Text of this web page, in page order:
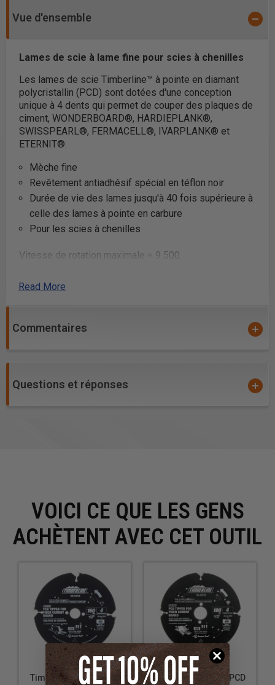
Vue d'ensemble
Lames de scie à lame fine pour scies à chenilles
Les lames de scie Timberline™ à pointe en diamant
polycristallin (PCD) sont dotées d'une conception
unique à 4 dents qui permet de couper des plaques de
ciment, WONDERBOARD®, HARDIEPLANK®,
SWISSPEARL®, FERMACELL®, IVARPLANK® et
ETERNIT®.
Mèche fine
Revêtement antiadhésif spécial en téflon noir
Durée de vie des lames jusqu'à 40 fois supérieure à
celle des lames à pointe en carbure
Pour les scies à chenilles
Vitesse de rotation maximale = 9 500.
lames de scie.
Read More
Commentaires
Questions et réponses
VOICI CE QUE LES GENS
ACHÈTENT AVEC CET OUTIL
Timberline 160-04PCD Timberline 190-04PCD